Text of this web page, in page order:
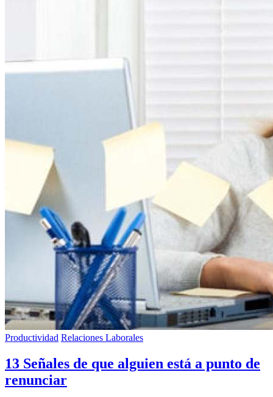
Productividad Relaciones Laborales
13 Señales de que alguien está a punto de
renunciar